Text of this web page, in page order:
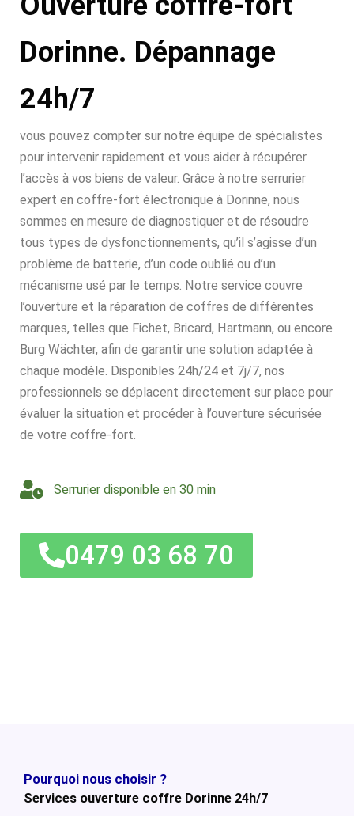
Dorinne. Dépannage
24h/7
vous pouvez compter sur notre équipe de spécialistes
pour intervenir rapidement et vous aider à récupérer
l’accès à vos biens de valeur. Grâce à notre serrurier
expert en coffre-fort électronique à Dorinne, nous
sommes en mesure de diagnostiquer et de résoudre
tous types de dysfonctionnements, qu’il s’agisse d’un
problème de batterie, d’un code oublié ou d’un
mécanisme usé par le temps. Notre service couvre
l’ouverture et la réparation de coffres de différentes
marques, telles que Fichet, Bricard, Hartmann, ou encore
Burg Wächter, afin de garantir une solution adaptée à
chaque modèle. Disponibles 24h/24 et 7j/7, nos
professionnels se déplacent directement sur place pour
évaluer la situation et procéder à l’ouverture sécurisée
de votre coffre-fort.
Serrurier disponible en 30 min
0479 03 68 70
Pourquoi nous choisir ?
Services ouverture coffre Dorinne 24h/7